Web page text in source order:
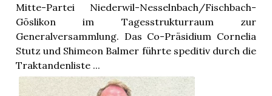
Mitte-Partei Niederwil-Nesselnbach/Fischbach-
Göslikon im Tagesstrukturraum zur
Generalversammlung. Das Co-Präsidium Cornelia
Stutz und Shimeon Balmer führte speditiv durch die
Traktandenliste ...